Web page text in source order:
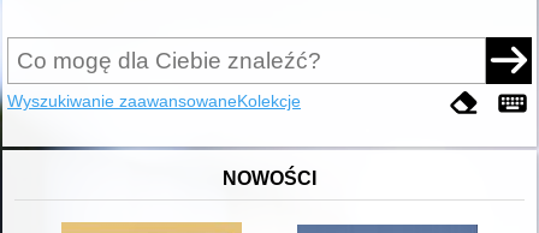
Wyszukiwanie zaawansowaneKolekcje
NOWOŚCI